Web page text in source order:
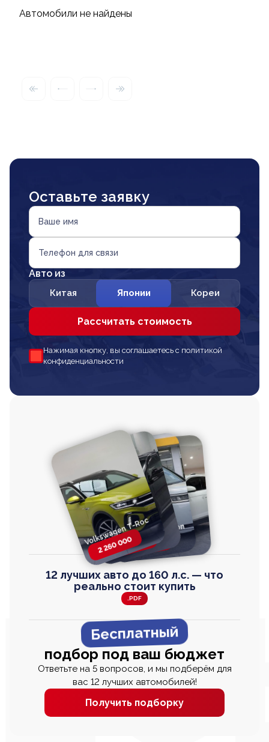
Автомобили не найдены
Оставьте заявку
Ваше имя
Телефон для связи
Авто из
Китая Японии Кореи
Рассчитать стоимость
Нажимая кнопку, вы соглашаетесь с политикой
конфиденциальности
Volkswagen T-Roc
2 260 000
Toyota Harrier
2 820 000
Honda Step Wagon
2 820 000
Volkswagen
TAYRON
2 670 000
12 лучших авто до 160 л.с. — что
реально стоит купить
.PDF
Бесплатный
подбор под ваш бюджет
Ответьте на 5 вопросов, и мы подберём для
вас 12 лучших автомобилей!
Получить подборку